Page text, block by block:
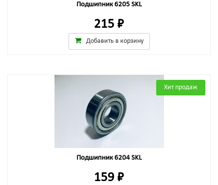
Подшипник 6205 SKL
215 ₽
Добавить в корзину
Хит продаж
Подшипник 6204 SKL
159 ₽